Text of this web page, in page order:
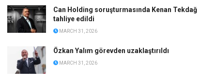
Can Holding soruşturmasında Kenan Tekdağ
tahliye edildi
MARCH 31, 2026
Özkan Yalım görevden uzaklaştırıldı
MARCH 31, 2026